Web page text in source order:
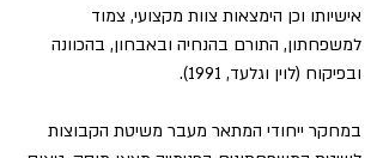
אישיותו וכן הימצאות צוות מקצועי, צמוד
למשפחתון, התורם בהנחיה ובאבחון, בהכוונה
ובפיקוח (לוין וגלעד, 1991).
במחקר ייחודי המתאר מעבר משיטת הקבוצות